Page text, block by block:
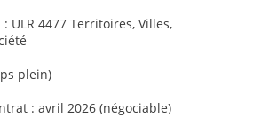
ULR 4477 Territoires, Villes,
plein)
: avril 2026 (négociable)